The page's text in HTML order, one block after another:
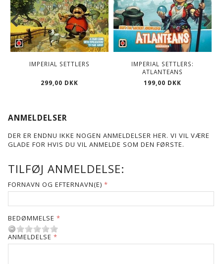
IMPERIAL SETTLERS
299,00 DKK
IMPERIAL SETTLERS:
ATLANTEANS
199,00 DKK
ANMELDELSER
DER ER ENDNU IKKE NOGEN ANMELDELSER HER. VI VIL VÆRE
GLADE FOR HVIS DU VIL ANMELDE SOM DEN FØRSTE.
TILFØJ ANMELDELSE:
FORNAVN OG EFTERNAVN(E)
BEDØMMELSE
ANMELDELSE